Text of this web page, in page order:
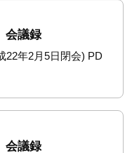
会議録
年2月5日閉会) PD
会議録